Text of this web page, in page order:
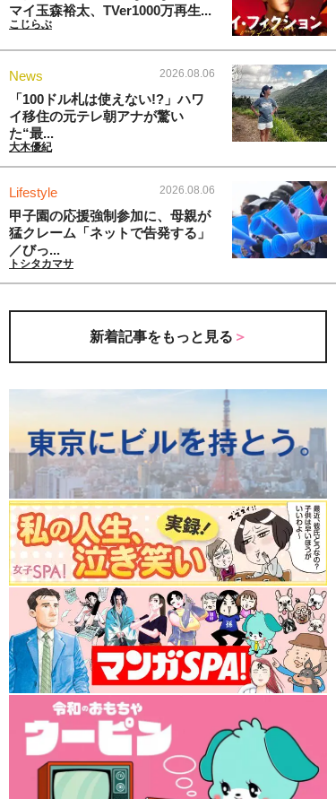
マイ玉森裕太、TVer1000万再生...
こじらぶ
News 2026.08.06
「100ドル札は使えない!?」ハワ
イ移住の元テレ朝アナが驚い
た“最...
大木優紀
Lifestyle 2026.08.06
甲子園の応援強制参加に、母親が
猛クレーム「ネットで告発する」
／びっ...
トシタカマサ
新着記事をもっと見る